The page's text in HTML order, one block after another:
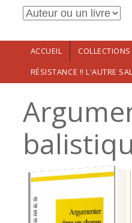
principal
ACCUEIL COLLECTIONS
RÉSISTANCE !! L'AUTRE
32.00€